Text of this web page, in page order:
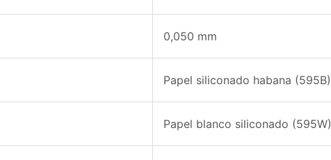
0,050 mm
Papel siliconado habana (595B)
Papel blanco siliconado (595W)